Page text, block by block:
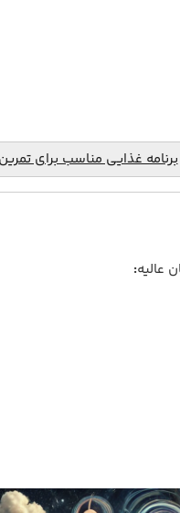
برنامه غذایی مناسب برای
عالیه: